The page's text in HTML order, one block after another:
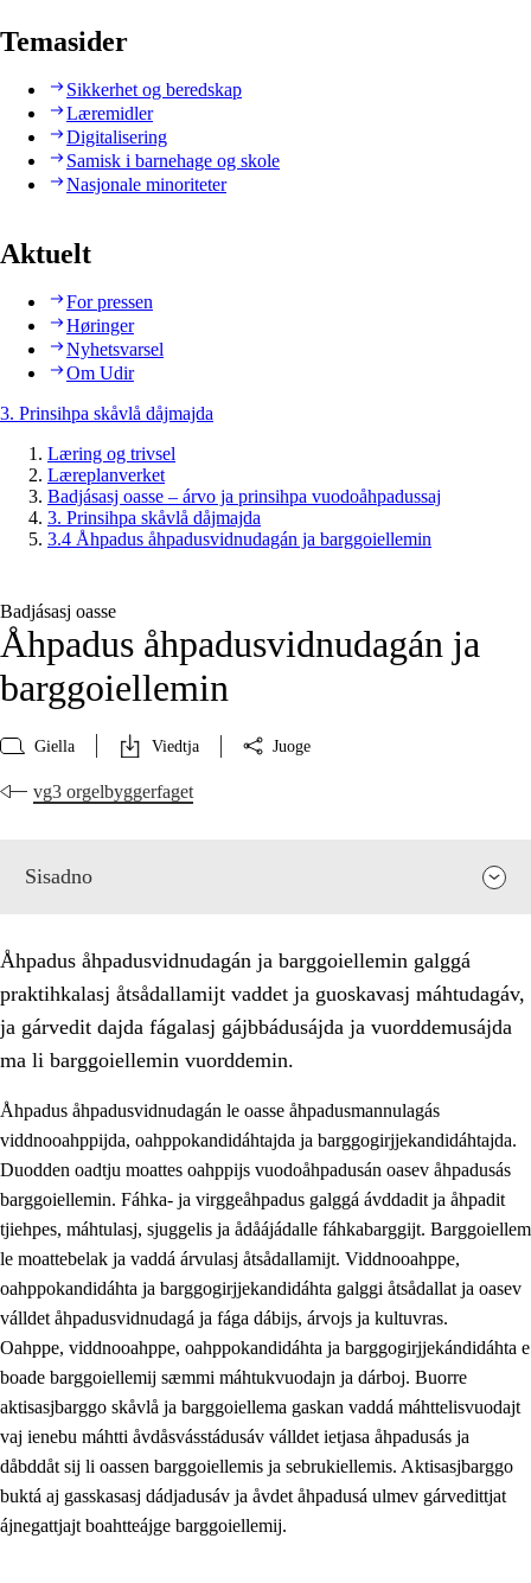
Temasider
Sikkerhet og beredskap
Læremidler
Digitalisering
Samisk i barnehage og skole
Nasjonale minoriteter
Aktuelt
For pressen
Høringer
Nyhetsvarsel
Om Udir
3. Prinsihpa skåvlå dåjmajda
Læring og trivsel
Læreplanverket
Badjásasj oasse – árvo ja prinsihpa vuodoåhpadussaj
3. Prinsihpa skåvlå dåjmajda
3.4 Åhpadus åhpadusvidnudagán ja barggoiellemin
Badjásasj oasse
Åhpadus åhpadusvidnudagán ja
barggoiellemin
Giella Viedtja Juoge
vg3 orgelbyggerfaget
Sisadno
3.1 Sebrudahtte oahppambirás
3.2 Åhpadibme ja hiebadum åhpadus
3.3 Aktisasjbarggo sijda ja skåvlå gaskan
3.4 Åhpadus åhpadusvidnudagán ja barggoiellemin
Åhpadus åhpadusvidnudagán ja barggoiellemin galggá
praktihkalasj åtsådallamijt vaddet ja guoskavasj máhtudagáv,
ja gárvedit dajda fágalasj gájbbádusájda ja vuorddemusájda
ma li barggoiellemin vuorddemin.
Åhpadus åhpadusvidnudagán le oasse åhpadusmannulagás
viddnooahppijda, oahppokandidáhtajda ja barggogirjjekandidáhtajda.
Duodden oadtju moattes oahppijs vuodoåhpadusán oasev åhpadusás
barggoiellemin. Fáhka- ja virggeåhpadus galggá ávddadit ja åhpadit
tjiehpes, máhtulasj, sjuggelis ja ådåájádalle fáhkabarggijt. Barggoiellem
le moattebelak ja vaddá árvulasj åtsådallamijt. Viddnooahppe,
oahppokandidáhta ja barggogirjjekandidáhta galggi åtsådallat ja oasev
válldet åhpadusvidnudagá ja fága dábijs, árvojs ja kultuvras.
Oahppe, viddnooahppe, oahppokandidáhta ja barggogirjjekándidáhta e
boade barggoiellemij sæmmi máhtukvuodajn ja dárboj. Buorre
aktisasjbarggo skåvlå ja barggoiellema gaskan vaddá máhttelisvuodajt
vaj ienebu máhtti åvdåsvásstádusáv válldet ietjasa åhpadusás ja
dåbddåt sij li oassen barggoiellemis ja sebrukiellemis. Aktisasjbarggo
buktá aj gasskasasj dádjadusáv ja åvdet åhpadusá ulmev gárvedittjat
ájnegattjajt boahtteájge barggoiellemij.